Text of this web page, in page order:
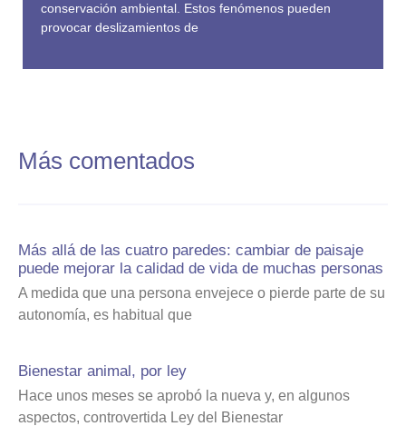
conservación ambiental. Estos fenómenos pueden
provocar deslizamientos de
Más comentados
Más allá de las cuatro paredes: cambiar de paisaje
puede mejorar la calidad de vida de muchas personas
A medida que una persona envejece o pierde parte de su
autonomía, es habitual que
Bienestar animal, por ley
Hace unos meses se aprobó la nueva y, en algunos
aspectos, controvertida Ley del Bienestar